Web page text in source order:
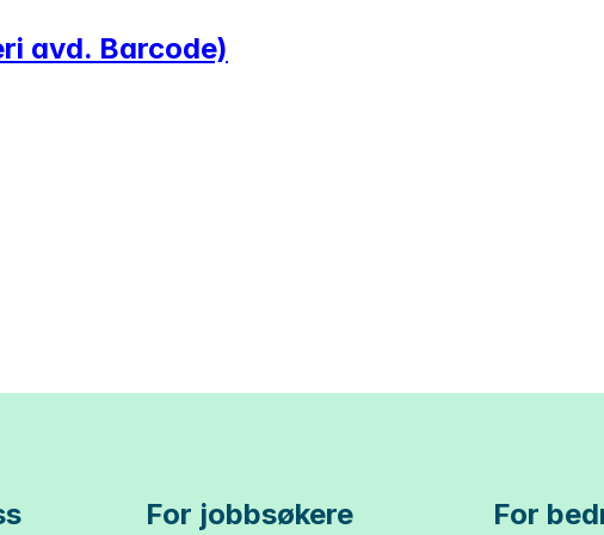
avd. Barcode)
For jobbsøkere For